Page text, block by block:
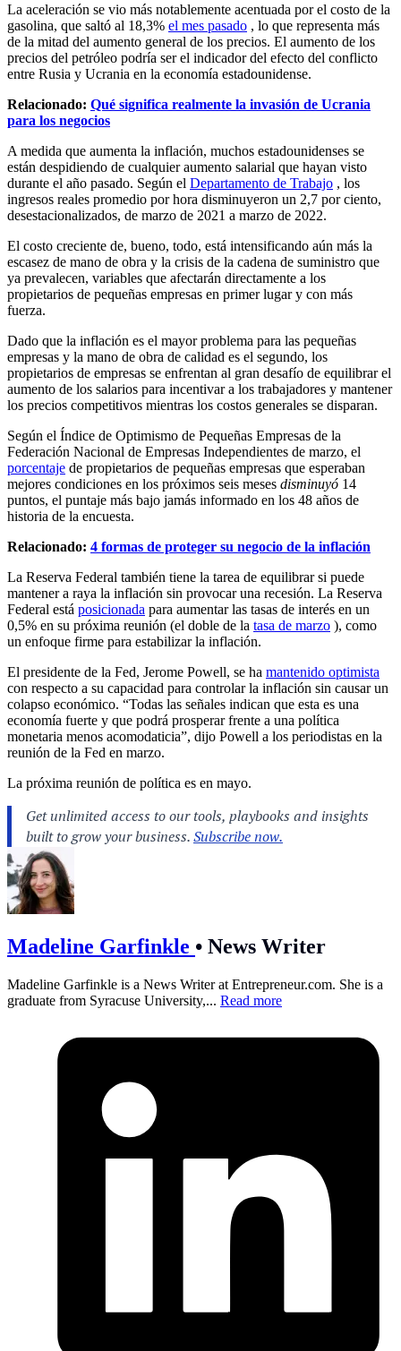
La aceleración se vio más notablemente acentuada por el costo de la
gasolina, que saltó al 18,3% el mes pasado , lo que representa más
de la mitad del aumento general de los precios. El aumento de los
precios del petróleo podría ser el indicador del efecto del conflicto
entre Rusia y Ucrania en la economía estadounidense.
Relacionado: Qué significa realmente la invasión de Ucrania
para los negocios
A medida que aumenta la inflación, muchos estadounidenses se
están despidiendo de cualquier aumento salarial que hayan visto
durante el año pasado. Según el Departamento de Trabajo , los
ingresos reales promedio por hora disminuyeron un 2,7 por ciento,
desestacionalizados, de marzo de 2021 a marzo de 2022.
El costo creciente de, bueno, todo, está intensificando aún más la
escasez de mano de obra y la crisis de la cadena de suministro que
ya prevalecen, variables que afectarán directamente a los
propietarios de pequeñas empresas en primer lugar y con más
fuerza.
Dado que la inflación es el mayor problema para las pequeñas
empresas y la mano de obra de calidad es el segundo, los
propietarios de empresas se enfrentan al gran desafío de equilibrar el
aumento de los salarios para incentivar a los trabajadores y mantener
los precios competitivos mientras los costos generales se disparan.
Según el Índice de Optimismo de Pequeñas Empresas de la
Federación Nacional de Empresas Independientes de marzo, el
porcentaje de propietarios de pequeñas empresas que esperaban
mejores condiciones en los próximos seis meses disminuyó 14
puntos, el puntaje más bajo jamás informado en los 48 años de
historia de la encuesta.
Relacionado: 4 formas de proteger su negocio de la inflación
La Reserva Federal también tiene la tarea de equilibrar si puede
mantener a raya la inflación sin provocar una recesión. La Reserva
Federal está posicionada para aumentar las tasas de interés en un
0,5% en su próxima reunión (el doble de la tasa de marzo ), como
un enfoque firme para estabilizar la inflación.
El presidente de la Fed, Jerome Powell, se ha mantenido optimista
con respecto a su capacidad para controlar la inflación sin causar un
colapso económico. “Todas las señales indican que esta es una
economía fuerte y que podrá prosperar frente a una política
monetaria menos acomodaticia”, dijo Powell a los periodistas en la
reunión de la Fed en marzo.
La próxima reunión de política es en mayo.
Madeline Garfinkle • News Writer
Madeline Garfinkle is a News Writer at Entrepreneur.com. She is a
graduate from Syracuse University,... Read more